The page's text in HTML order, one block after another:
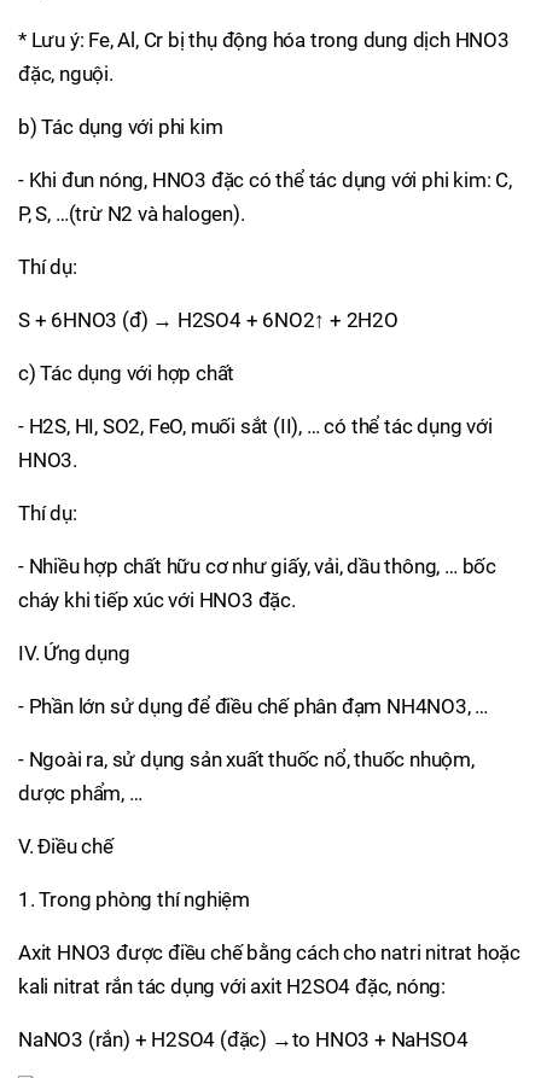
* Lưu ý: Fe, Al, Cr bị thụ động hóa trong dung dịch HNO3
đặc, nguội.
b) Tác dụng với phi kim
- Khi đun nóng, HNO3 đặc có thể tác dụng với phi kim: C,
P, S, …(trừ N2 và halogen).
Thí dụ:
S + 6HNO3 (đ) → H2SO4 + 6NO2↑ + 2H2O
c) Tác dụng với hợp chất
- H2S, HI, SO2, FeO, muối sắt (II), … có thể tác dụng với
HNO3.
Thí dụ:
- Nhiều hợp chất hữu cơ như giấy, vải, dầu thông, … bốc
cháy khi tiếp xúc với HNO3 đặc.
IV. Ứng dụng
- Phần lớn sử dụng để điều chế phân đạm NH4NO3, …
- Ngoài ra, sử dụng sản xuất thuốc nổ, thuốc nhuộm,
dược phẩm, …
V. Điều chế
1. Trong phòng thí nghiệm
Axit HNO3 được điều chế bằng cách cho natri nitrat hoặc
kali nitrat rắn tác dụng với axit H2SO4 đặc, nóng:
NaNO3 (rắn) + H2SO4 (đặc) →to HNO3 + NaHSO4